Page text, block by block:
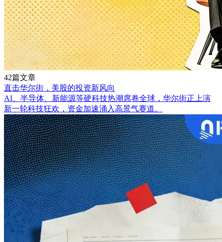
42篇文章
直击华尔街，美股的投资新风向
AI、半导体、新能源等硬科技热潮席卷全球，华尔街正上演
新一轮科技狂欢，资金加速涌入高景气赛道。